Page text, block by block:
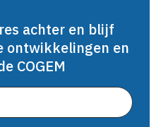
achter en blijf
ontwikkelingen en
COGEM